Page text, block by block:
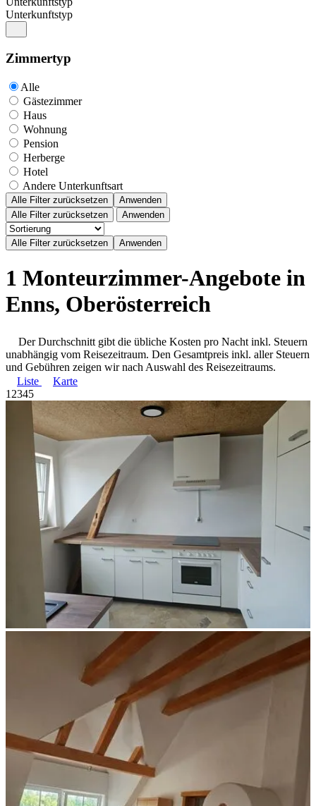
Unterkunftstyp
Zimmertyp
Alle
Gästezimmer
Haus
Wohnung
Pension
Herberge
Hotel
Andere Unterkunftsart
Alle Filter zurücksetzen
Anwenden
Alle Filter zurücksetzen
Anwenden
1 Monteurzimmer-Angebote in
Enns, Oberösterreich
Der Durchschnitt gibt die übliche Kosten pro Nacht inkl. Steuern
unabhängig vom Reisezeitraum. Den Gesamtpreis inkl. aller Steuern
und Gebühren zeigen wir nach Auswahl des Reisezeitraums.
Liste
Karte
1 2345